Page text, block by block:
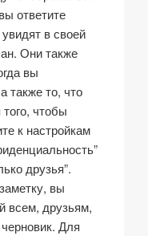
ответите
в своей
Они также
вы
также то, что
чтобы
к настройкам
друзья”.
вы
всем, друзьям,
Для